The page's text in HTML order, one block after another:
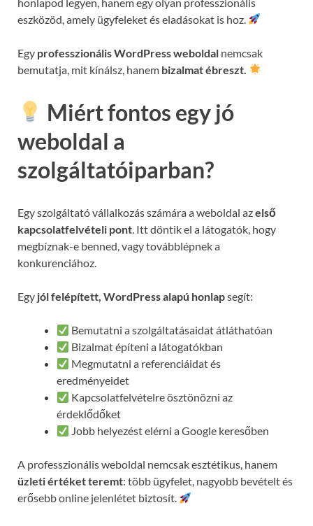
eszközöd, amely ügyfeleket és eladásokat is hoz.
Egy professzionális WordPress weboldal nemcsak
bemutatja, mit kínálsz, hanem bizalmat ébreszt.
Miért fontos egy jó
weboldal a
szolgáltatóiparban?
Egy szolgáltató vállalkozás számára a weboldal azelső
kapcsolatfelvételi pont. Itt döntik el a látogatók, hogy
megbíznak-e benned, vagy továbblépnek a
konkurenciához.
Egy jól felépített, WordPress alapú honlapsegít:
Bemutatni a szolgáltatásaidat átláthatóan
Bizalmat építeni a látogatókban
Megmutatni a referenciáidat és
eredményeidet
Kapcsolatfelvételre ösztönözni az
érdeklődőket
Jobb helyezést elérni a Google keresőben
A professzionális weboldal nemcsak esztétikus, hanem
üzleti értéket teremt: több ügyfelet, nagyobb bevételt és
erősebb online jelenlétet biztosít.